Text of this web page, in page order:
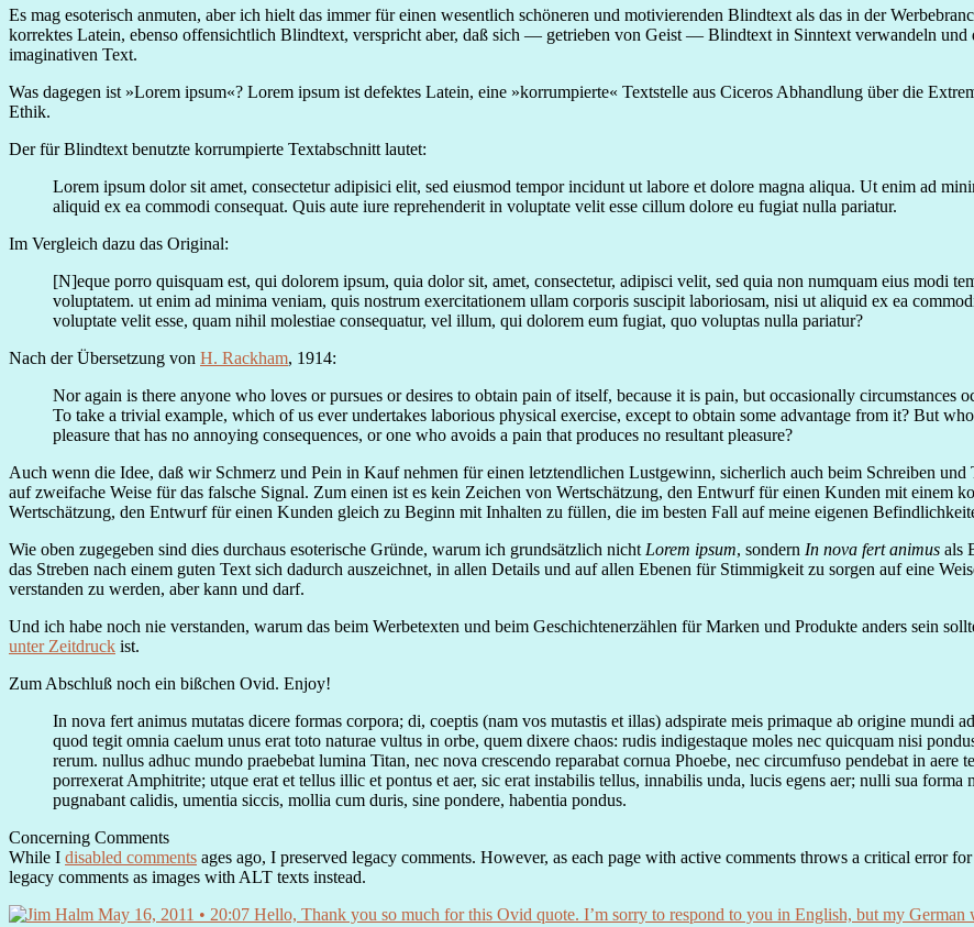
Es mag esoterisch anmuten, aber ich hielt das immer für einen wesentlich schöneren und motivierenden Blindtext als das in der
korrektes Latein, ebenso offensichtlich Blindtext, verspricht aber, daß sich — getrieben von Geist — Blindtext in Sinntext verwandeln und
imaginativen Text.
Was dagegen ist »Lorem ipsum«? Lorem ipsum ist defektes Latein, eine »korrumpierte« Textstelle aus Ciceros Abhandlung über die
Ethik.
Der für Blindtext benutzte korrumpierte Textabschnitt lautet:
Lorem ipsum dolor sit amet, consectetur adipisici elit, sed eiusmod tempor incidunt ut labore et dolore magna aliqua. Ut enim ad
aliquid ex ea commodi consequat. Quis aute iure reprehenderit in voluptate velit esse cillum dolore eu fugiat nulla pariatur.
Im Vergleich dazu das Original:
[N]eque porro quisquam est, qui dolorem ipsum, quia dolor sit, amet, consectetur, adipisci velit, sed quia non numquam eius modi
voluptatem. ut enim ad minima veniam, quis nostrum exercitationem ullam corporis suscipit laboriosam, nisi ut aliquid ex ea
voluptate velit esse, quam nihil molestiae consequatur, vel illum, qui dolorem eum fugiat, quo voluptas nulla pariatur?
Nach der Übersetzung von H. Rackham, 1914:
Nor again is there anyone who loves or pursues or desires to obtain pain of itself, because it is pain, but occasionally circumstances
To take a trivial example, which of us ever undertakes laborious physical exercise, except to obtain some advantage from it? But
pleasure that has no annoying consequences, or one who avoids a pain that produces no resultant pleasure?
Auch wenn die Idee, daß wir Schmerz und Pein in Kauf nehmen für einen letztendlichen Lustgewinn, sicherlich auch beim Schreiben
auf zweifache Weise für das falsche Signal. Zum einen ist es kein Zeichen von Wertschätzung, den Entwurf für einen Kunden mit einem
Wertschätzung, den Entwurf für einen Kunden gleich zu Beginn mit Inhalten zu füllen, die im besten Fall auf meine eigenen
Wie oben zugegeben sind dies durchaus esoterische Gründe, warum ich grundsätzlich nicht Lorem ipsum, sondern In nova fert animus als
das Streben nach einem guten Text sich dadurch auszeichnet, in allen Details und auf allen Ebenen für Stimmigkeit zu sorgen auf eine
verstanden zu werden, aber kann und darf.
Und ich habe noch nie verstanden, warum das beim Werbetexten und beim Geschichtenerzählen für Marken und Produkte anders sein
unter Zeitdruck ist.
Zum Abschluß noch ein bißchen Ovid. Enjoy!
In nova fert animus mutatas dicere formas corpora; di, coeptis (nam vos mutastis et illas) adspirate meis primaque ab origine mundi
quod tegit omnia caelum unus erat toto naturae vultus in orbe, quem dixere chaos: rudis indigestaque moles nec quicquam nisi
rerum. nullus adhuc mundo praebebat lumina Titan, nec nova crescendo reparabat cornua Phoebe, nec circumfuso pendebat in
porrexerat Amphitrite; utque erat et tellus illic et pontus et aer, sic erat instabilis tellus, innabilis unda, lucis egens aer; nulli sua
pugnabant calidis, umentia siccis, mollia cum duris, sine pondere, habentia pondus.
Concerning Comments
While I disabled comments ages ago, I preserved legacy comments. However, as each page with active comments throws a critical error
legacy comments as images with ALT texts instead.